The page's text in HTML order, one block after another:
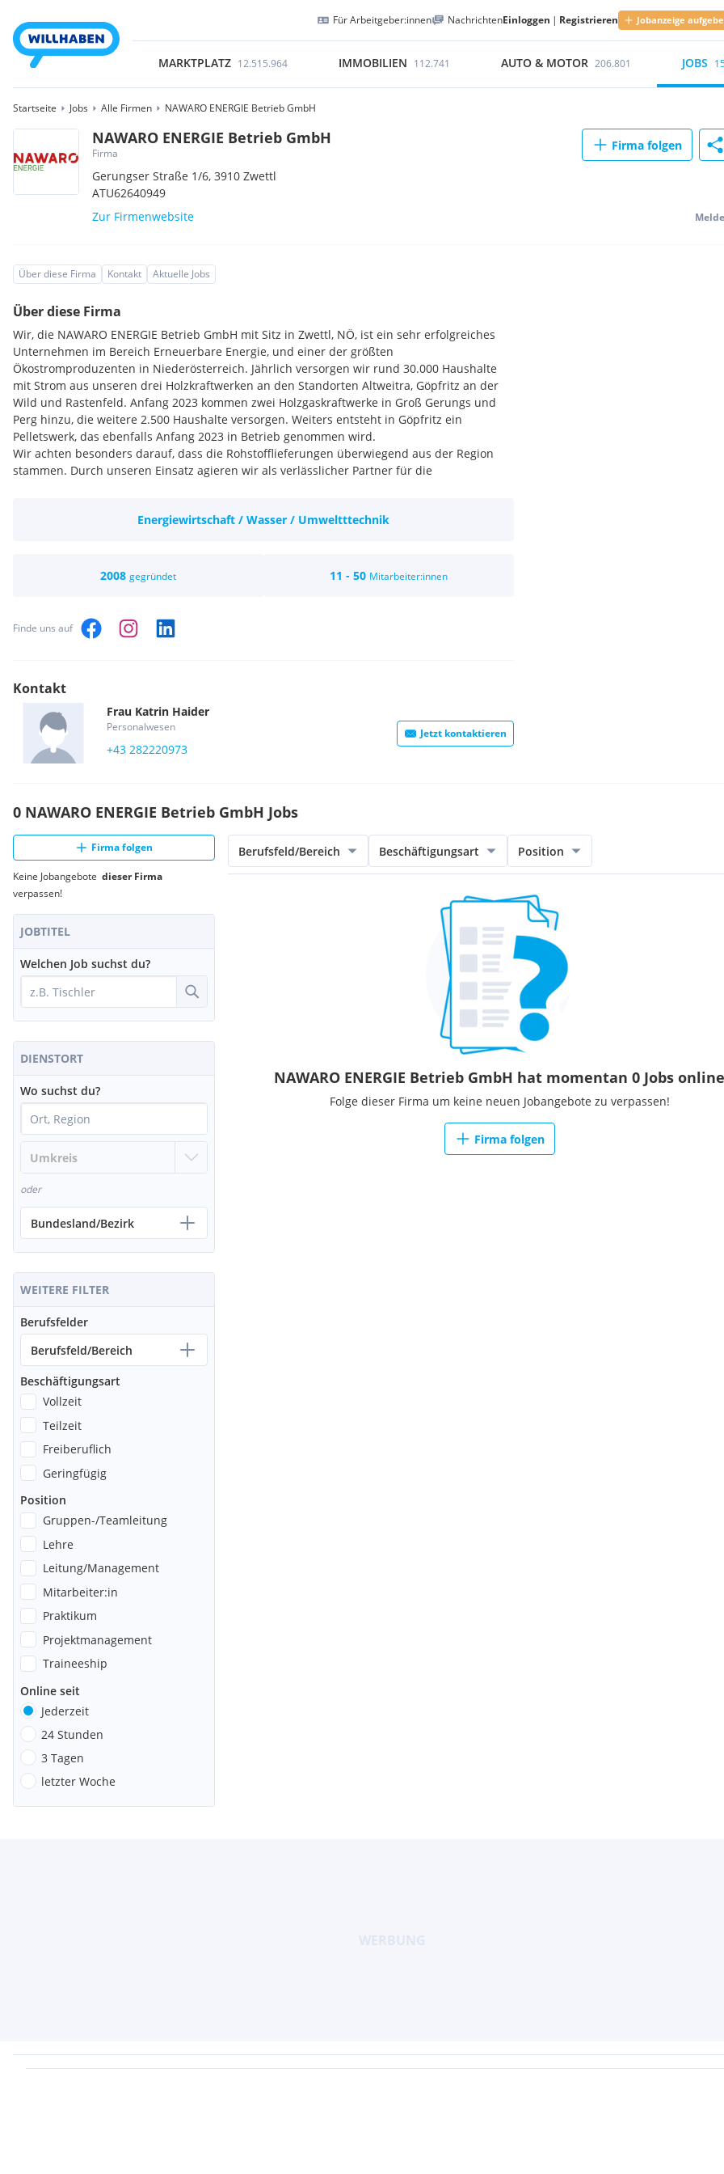
Für Arbeitgeber:innen NachrichtenEinloggen | Registrieren Jobanzeige
MARKTPLATZ 12.515.964 IMMOBILIEN 112.741 AUTO & MOTOR 206.801 JOBS
Startseite Jobs Alle Firmen NAWARO ENERGIE Betrieb GmbH
NAWARO ENERGIE Betrieb GmbH
Firma
Gerungser Straße 1/6,3910Zwettl
ATU62640949
Zur Firmenwebsite
Firma folgen
Über diese Firma Kontakt Aktuelle Jobs
Über diese Firma
Wir, die NAWARO ENERGIE Betrieb GmbH mit Sitz in Zwettl, NÖ, ist ein sehr erfolgreiches
Unternehmen im Bereich Erneuerbare Energie, und einer der größten
Ökostromproduzenten in Niederösterreich. Jährlich versorgen wir rund 30.000 Haushalte
mit Strom aus unseren drei Holzkraftwerken an den Standorten Altweitra, Göpfritz an der
Wild und Rastenfeld. Anfang 2023 kommen zwei Holzgaskraftwerke in Groß Gerungs und
Perg hinzu, die weitere 2.500 Haushalte versorgen. Weiters entsteht in Göpfritz ein
Pelletswerk, das ebenfalls Anfang 2023 in Betrieb genommen wird.
Wir achten besonders darauf, dass die Rohstofflieferungen überwiegend aus der Region
stammen. Durch unseren Einsatz agieren wir als verlässlicher Partner für die
angemessene Entlohnung zeichnen NAWARO als fairen Arbeitgeber aus. Ein Job im Bereich
Wir suchen Mitarbeiterinnen und Mitarbeiter, die mit Engagement, Zuverlässigkeit,
Wir bieten unseren Mitarbeiterinnen und Mitarbeitern vorteilhafte Arbeitszeitmodelle und
Weiterbildungsmöglichkeiten, Aufstiegschancen, vertrauensvolle und abwechslungsreiche
Energiewirtschaft / Wasser / Umweltttechnik
2008 gegründet 11 - 50 Mitarbeiter:innen
Finde uns auf
Kontakt
Frau Katrin Haider
Personalwesen
+43 282220973
Jetzt kontaktieren
0 NAWARO ENERGIE Betrieb GmbH Jobs
Firma folgen
Keine Jobangebote dieser Firma
verpassen!
JOBTITEL
Welchen Job suchst du?
DIENSTORT
Wo suchst du?
oder
Bundesland/Bezirk
WEITERE FILTER
Berufsfelder
Berufsfeld/Bereich
Beschäftigungsart
Vollzeit
Teilzeit
Freiberuflich
Geringfügig
Position
Gruppen-/Teamleitung
Lehre
Leitung/Management
Mitarbeiter:in
Praktikum
Projektmanagement
Traineeship
Online seit
Jederzeit
24 Stunden
3 Tagen
letzter Woche
Berufsfeld/Bereich Beschäftigungsart Position
NAWARO ENERGIE Betrieb GmbH hat momentan 0 Jobs online
Folge dieser Firma um keine neuen Jobangebote zu verpassen!
Firma folgen